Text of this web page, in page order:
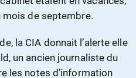
mois de septembre.
la CIA donnait l’alerte elle
un ancien journaliste du
les notes d’information